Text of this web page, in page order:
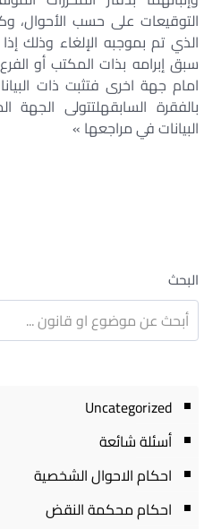
التوقيعات على حسب
الذي تم بموجبه الإلغاء وذلك
سبق إبرامه بذات المكتب أو
امام جهة اخرى فتثبت ذات
بالفقرة السابقهلتتولى الجهة
البيانات في مراجعها »
البحث
Uncategorized
أسئلة شائعة
احكام الاحوال الشخصية
احكام محكمة النقض